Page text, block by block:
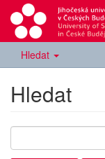
Hledat
Hledat